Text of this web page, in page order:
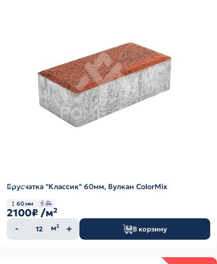
Брусчатка "Классик" 60мм, Вулкан ColorMix
60 мм
2100₽ /м²
Количество
товара
м² В корзину